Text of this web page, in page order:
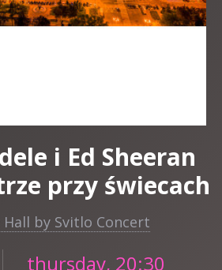
i Ed Sheeran
przy świecach
Hall by Svitlo Concert
thursday, 20:30